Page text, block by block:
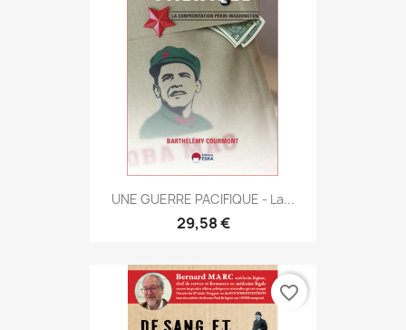
UNE GUERRE PACIFIQUE - La...
29,58 €
favorite_border